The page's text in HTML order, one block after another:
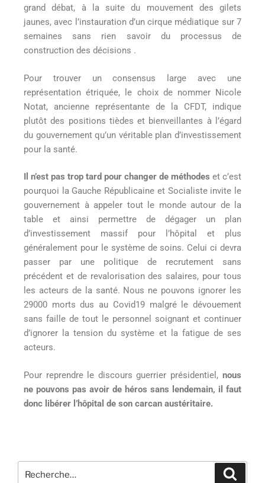
grand débat, à la suite du mouvement des gilets
jaunes, avec l’instauration d’un cirque médiatique sur 7
semaines sans rien savoir du processus de
construction des décisions .
Pour trouver un consensus large avec une
représentation étriquée, le choix de nommer Nicole
Notat, ancienne représentante de la CFDT, indique
plutôt des positions tièdes et bienveillantes à l’égard
du gouvernement qu’un véritable plan d’investissement
pour la santé.
Il n’est pas trop tard pour changer de méthodes et c’est
pourquoi la Gauche Républicaine et Socialiste invite le
gouvernement à appeler tout le monde autour de la
table et ainsi permettre de dégager un plan
d’investissement massif pour l’hôpital et plus
généralement pour le système de soins. Celui ci devra
passer par une politique de recrutement sans
précédent et de revalorisation des salaires, pour tous
les acteurs de la santé. Nous ne pouvons ignorer les
29000 morts dus au Covid19 malgré le dévouement
sans faille de tout le personnel soignant et continuer
d’ignorer la tension du système et la fatigue de ses
acteurs.
Pour reprendre le discours guerrier présidentiel, nous
ne pouvons pas avoir de héros sans lendemain, il faut
donc libérer l’hôpital de son carcan austéritaire.